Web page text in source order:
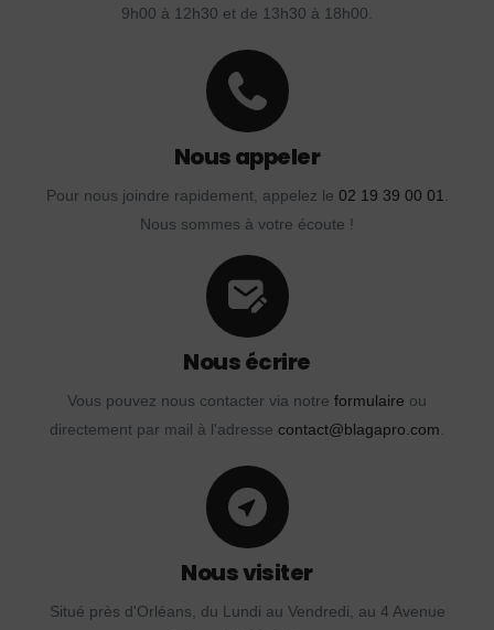
9h00 à 12h30 et de 13h30 à 18h00.
Nous appeler
Pour nous joindre rapidement, appelez le 02 19 39 00 01.
Nous sommes à votre écoute !
Nous écrire
Vous pouvez nous contacter via notre formulaire ou
directement par mail à l'adresse contact@blagapro.com.
Nous visiter
Situé près d'Orléans, du Lundi au Vendredi, au 4 Avenue